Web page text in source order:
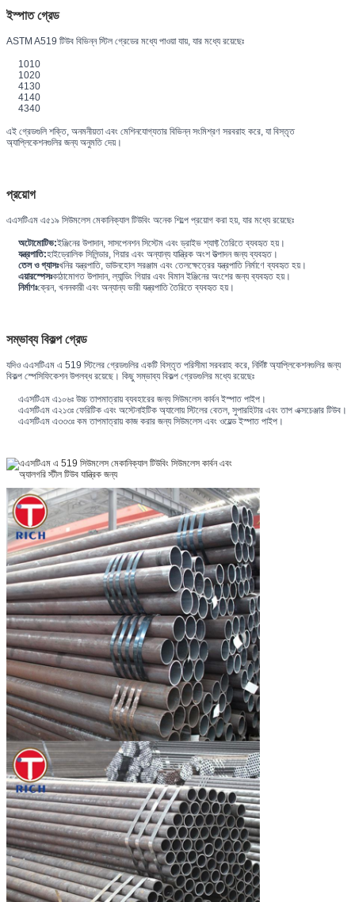
ইস্পাত গ্রেড
ASTM A519 টিউব বিভিন্ন স্টিল গ্রেডের মধ্যে পাওয়া যায়, যার মধ্যে রয়েছেঃ
1010
1020
4130
4140
4340
এই গ্রেডগুলি শক্তি, অনমনীয়তা এবং মেশিনযোগ্যতার বিভিন্ন সংমিশ্রণ সরবরাহ করে, যা বিস্তৃত
অ্যাপ্লিকেশনগুলির জন্য অনুমতি দেয়।
প্রয়োগ
এএসটিএম এ৫১৯ সিউমলেস মেকানিক্যাল টিউবিং অনেক শিল্পে প্রয়োগ করা হয়, যার মধ্যে রয়েছেঃ
অটোমোটিভ:ইঞ্জিনের উপাদান, সাসপেনশন সিস্টেম এবং ড্রাইভ শ্যাফ্ট তৈরিতে ব্যবহৃত হয়।
যন্ত্রপাতি:হাইড্রোলিক সিলিন্ডার, গিয়ার এবং অন্যান্য যান্ত্রিক অংশ উত্পাদন জন্য ব্যবহৃত।
তেল ও গ্যাসঃখনির যন্ত্রপাতি, ডাউনহোল সরঞ্জাম এবং তেলক্ষেত্রের যন্ত্রপাতি নির্মাণে ব্যবহৃত হয়।
এয়ারস্পেসঃকাঠামোগত উপাদান, ল্যান্ডিং গিয়ার এবং বিমান ইঞ্জিনের অংশের জন্য ব্যবহৃত হয়।
নির্মাণঃক্রেন, খননকারী এবং অন্যান্য ভারী যন্ত্রপাতি তৈরিতে ব্যবহৃত হয়।
সম্ভাব্য বিকল্প গ্রেড
যদিও এএসটিএম এ 519 স্টিলের গ্রেডগুলির একটি বিস্তৃত পরিসীমা সরবরাহ করে, নির্দিষ্ট অ্যাপ্লিকেশনগুলির জন্য
বিকল্প স্পেসিফিকেশন উপলব্ধ রয়েছে। কিছু সম্ভাব্য বিকল্প গ্রেডগুলির মধ্যে রয়েছেঃ
এএসটিএম এ১০৬ঃ উচ্চ তাপমাত্রায় ব্যবহারের জন্য সিউমলেস কার্বন ইস্পাত পাইপ।
এএসটিএম এ২১৩ঃ ফেরিটিক এবং অস্টেনাইটিক অ্যালোয় স্টিলের বেতল, সুপারহিটার এবং তাপ এক্সচেঞ্জার টিউব।
এএসটিএম এ৩৩৩ঃ কম তাপমাত্রায় কাজ করার জন্য সিউমলেস এবং ওয়েল্ড ইস্পাত পাইপ।